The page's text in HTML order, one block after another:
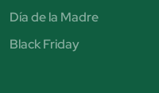
Día de la Madre
Black Friday